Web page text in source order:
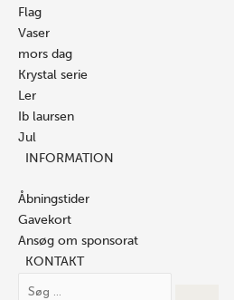
Flag
Vaser
mors dag
Krystal serie
Ler
Ib laursen
Jul
INFORMATION
Åbningstider
Gavekort
Ansøg om sponsorat
KONTAKT